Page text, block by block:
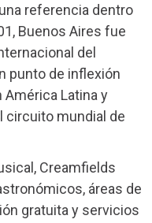
referencia dentro
Buenos Aires fue
del
punto de inflexión
América Latina y
circuito mundial de
Creamfields
áreas de
gratuita y servicios